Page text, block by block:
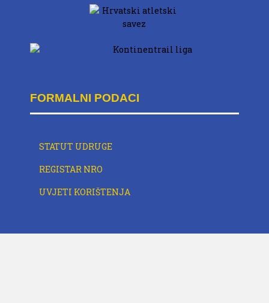
FORMALNI PODACI
STATUT UDRUGE
REGISTAR NRO
UVJETI KORIŠTENJA